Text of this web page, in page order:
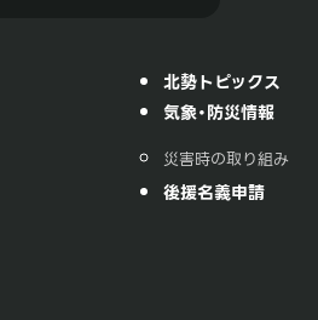
北勢トピックス
気象・防災情報
災害時の取り組み
後援名義申請